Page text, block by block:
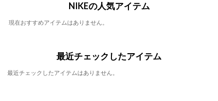
NIKEの人気アイテム
現在おすすめアイテムはありません。
最近チェックしたアイテム
最近チェックしたアイテムはありません。